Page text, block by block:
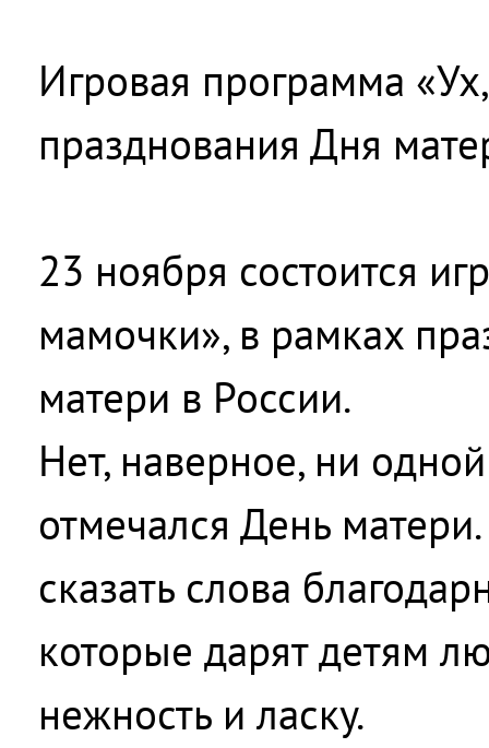
Игровая программа
празднования Дня
23 ноября состоится
мамочки», в рамках
матери в России.
Нет, наверное, ни
отмечался День
сказать слова
которые дарят детям
нежность и ласку.